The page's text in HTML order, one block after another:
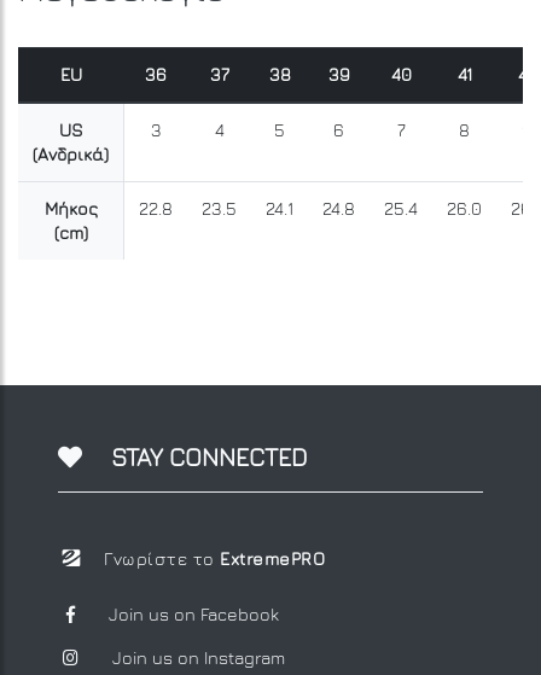
EU 36 37 38 39 40 41 42
US
(Ανδρικά)
3 4 5 6 7 8
Μήκος
(cm)
22.8 23.5 24.1 24.8 25.4 26.0
STAY CONNECTED
Γνωρίστε το ExtremePRO
Join us on Facebook
Join us on Instagram